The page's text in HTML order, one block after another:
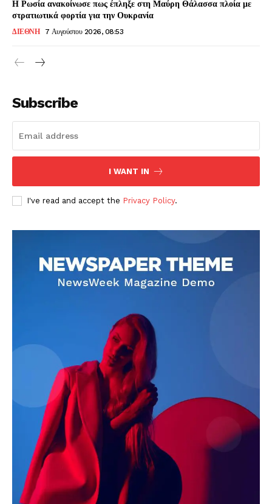
Η Ρωσία ανακοίνωσε πως έπληξε στη Μαύρη Θάλασσα πλοία με
στρατιωτικά φορτία για την Ουκρανία
ΔΙΕΘΝΗ 7 Αυγούστου 2026, 08:53
Subscribe
I WANT IN
I've read and accept the Privacy Policy.